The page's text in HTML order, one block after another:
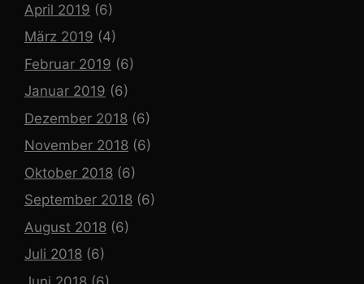
April 2019 (6)
März 2019 (4)
Februar 2019 (6)
Januar 2019 (6)
Dezember 2018 (6)
November 2018 (6)
Oktober 2018 (6)
September 2018 (6)
August 2018 (6)
Juli 2018 (6)